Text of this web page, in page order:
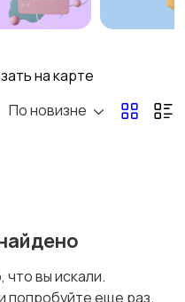
на карте
По новизне
что вы искали.
попробуйте еще раз.